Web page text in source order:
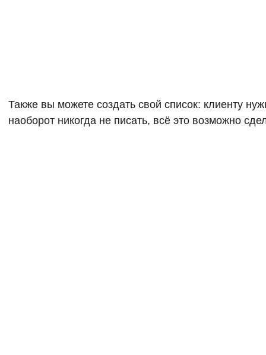
Также вы можете создать свой список: клиенту
наоборот никогда не писать, всё это возможно